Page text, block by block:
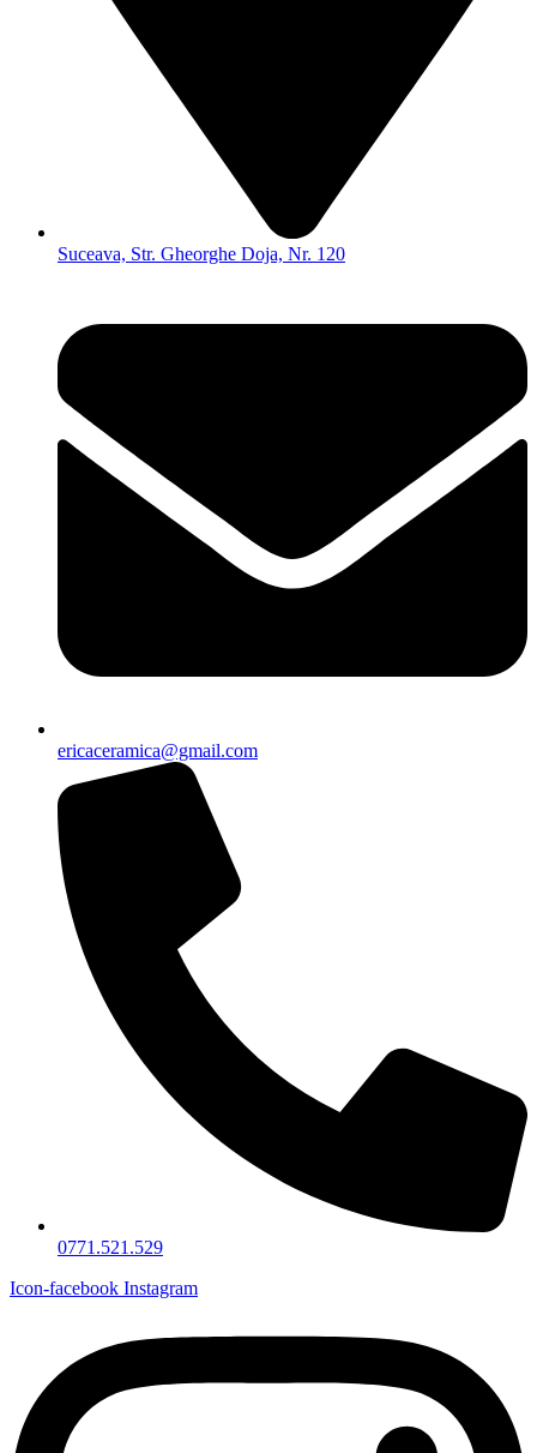
Suceava, Str. Gheorghe Doja, Nr. 120
ericaceramica@gmail.com
0771.521.529
Icon-facebook Instagram